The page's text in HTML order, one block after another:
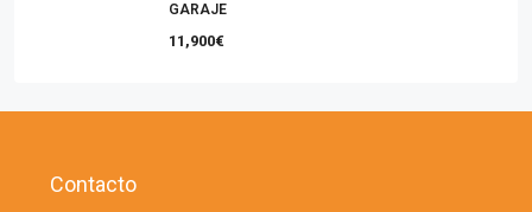
GARAJE
11,900€
Contacto